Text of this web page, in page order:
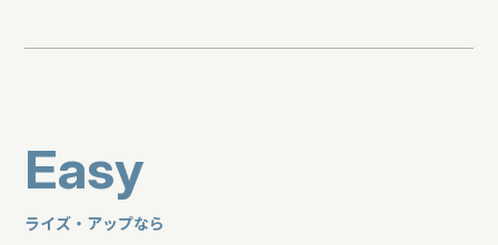
Easy
ライズ・アップなら